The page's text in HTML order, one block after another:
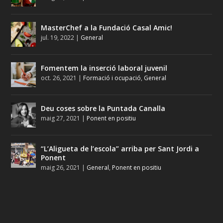
MasterChef a la Fundació Casal Amic!
jul. 19, 2022 | General
Fomentem la inserció laboral juvenil
oct. 26, 2021 | Formació i ocupació, General
Deu coses sobre la Puntada Canalla
maig 27, 2021 | Ponent en positiu
“L’Aligueta de l’escola” arriba per Sant Jordi a
Ponent
maig 26, 2021 | General, Ponent en positiu